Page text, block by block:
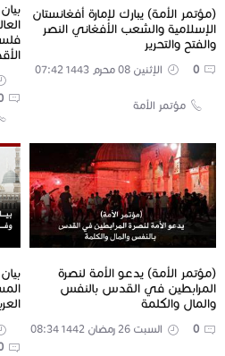
(مؤتمر الأمة) يبارك لإمارة أفغانستان
الإسلامية والشعب الأفغاني النصر
والفتح والتحرير
الإثنين 08 محرم 1443 07:42
مؤتمر الأمة
(مؤتمر الأمة) يدعو الأمة لنصرة
المرابطين في القدس بالنفس
والمال والكلمة
السبت 26 رمضان 1442 08:34